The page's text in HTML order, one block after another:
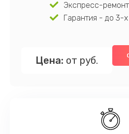
Экспресс-
Гарантия - до 3-х
Цена: от руб.